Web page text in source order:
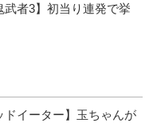
武者3】初当り連発で挙
ドイーター】玉ちゃんが